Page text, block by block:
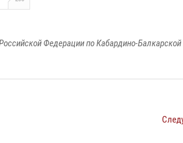
Федерации по Кабардино-Балкарской